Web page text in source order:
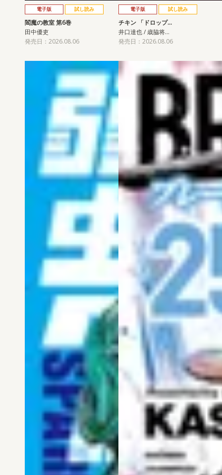
電子版 試し読み
閻魔の教室 第6巻
田中優吏
発売日：2026.08.06
電子版 試し読み
チキン 「ドロップ…
井口達也 / 歳脇将…
発売日：2026.08.06